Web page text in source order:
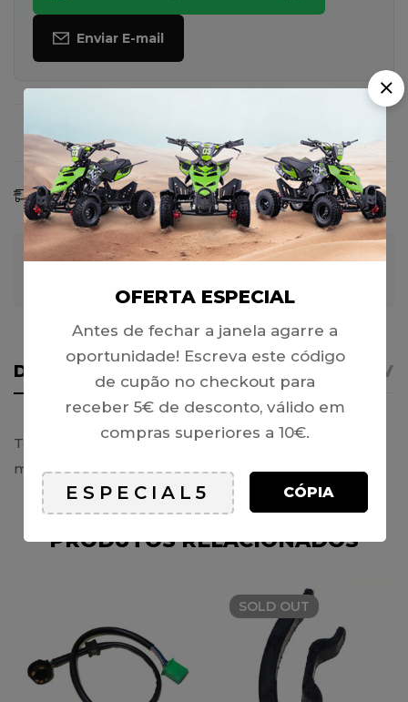
Enviar E-mail
Faça uma Pergunta
Previsão De Entrega: 07 - 14 Ago, 2026
Garantia de Pagamento 100% Seguro
DETALHES AVISO IMPORTANTE
Tensor de Corrente (não inclui mola), mini ATV49 /
minimotard 49
PRODUTOS RELACIONADOS
SOLD OUT
OFERTA ESPECIAL
Antes de fechar a janela agarre a
oportunidade! Escreva este código
de cupão no checkout para
receber 5€ de desconto, válido em
compras superiores a 10€.
CÓPIA